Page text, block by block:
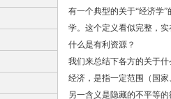
有一个典型的关于“经济学
学。这个定义看似完整，
什么是有利资源？
我们来总结下各方的关于什
经济，是指一定范围（国
另一含义是隐藏的不平等